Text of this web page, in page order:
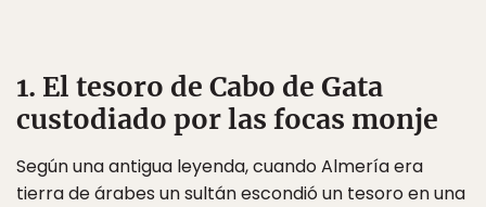
1. El tesoro de Cabo de Gata
custodiado por las focas monje
Según una antigua leyenda, cuando Almería era
tierra de árabes un sultán escondió un tesoro en una